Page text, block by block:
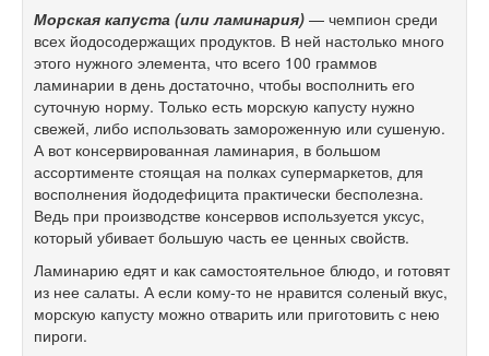
Морская капуста (или ламинария) — чемпион среди
всех йодосодержащих продуктов. В ней настолько много
этого нужного элемента, что всего 100 граммов
ламинарии в день достаточно, чтобы восполнить его
суточную норму. Только есть морскую капусту нужно
свежей, либо использовать замороженную или сушеную.
А вот консервированная ламинария, в большом
ассортименте стоящая на полках супермаркетов, для
восполнения йододефицита практически бесполезна.
Ведь при производстве консервов используется уксус,
который убивает большую часть ее ценных свойств.
Ламинарию едят и как самостоятельное блюдо, и готовят
из нее салаты. А если кому-то не нравится соленый вкус,
морскую капусту можно отварить или приготовить с нею
пироги.